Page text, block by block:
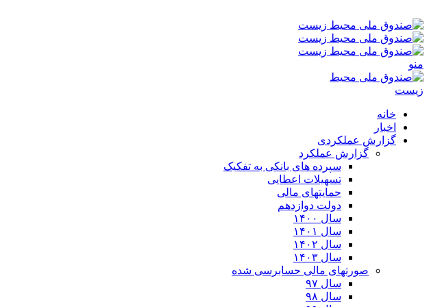
منو
خانه
اخبار
گزارش عملکردی
گزارش عملکرد
سپرده های بانکی به تفکیک
تسهیلات اعطایی
حمایتهای مالی
دولت دوازدهم
سال ۱۴۰۰
سال ۱۴۰۱
سال ۱۴۰۲
سال ۱۴۰۳
صورتهای مالی حسابرسی شده
سال ۹۷
سال ۹۸